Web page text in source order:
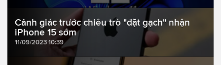
Cảnh giác trước chiêu trò "đặt gạch" nhận
iPhone 15 sớm
11/09/2023 10:39